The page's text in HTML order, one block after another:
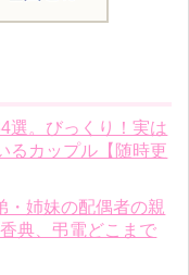
選。びっくり！実は
るカップル【随時更
・姉妹の配偶者の親
典、弔電どこまで